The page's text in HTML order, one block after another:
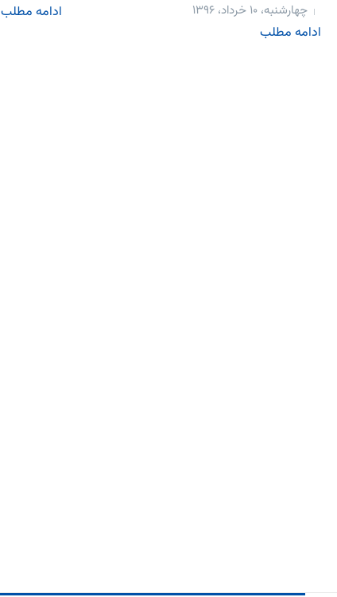
چهارشنبه، ۱۰ خرداد، ۱۳۹۶
ادامه مطلب
ادامه مطلب